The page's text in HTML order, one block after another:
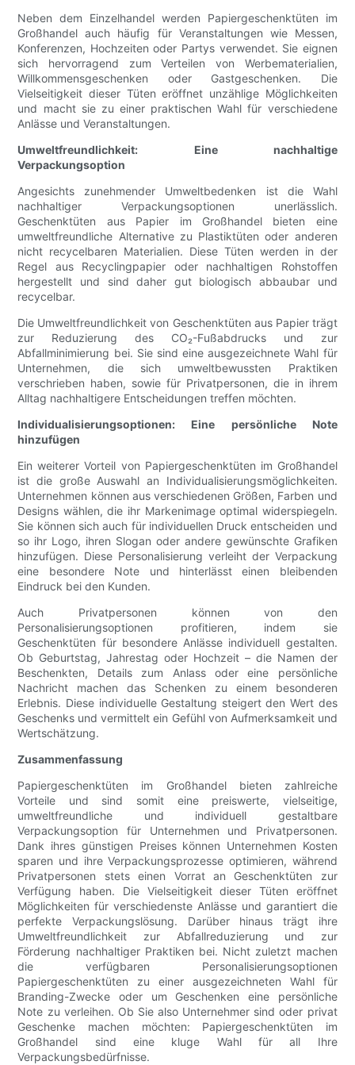
Neben dem Einzelhandel werden Papiergeschenktüten im
Großhandel auch häufig für Veranstaltungen wie Messen,
Konferenzen, Hochzeiten oder Partys verwendet. Sie eignen
sich hervorragend zum Verteilen von Werbematerialien,
Willkommensgeschenken oder Gastgeschenken. Die
Vielseitigkeit dieser Tüten eröffnet unzählige Möglichkeiten
und macht sie zu einer praktischen Wahl für verschiedene
Anlässe und Veranstaltungen.
Umweltfreundlichkeit: Eine nachhaltige
Verpackungsoption
Angesichts zunehmender Umweltbedenken ist die Wahl
nachhaltiger Verpackungsoptionen unerlässlich.
Geschenktüten aus Papier im Großhandel bieten eine
umweltfreundliche Alternative zu Plastiktüten oder anderen
nicht recycelbaren Materialien. Diese Tüten werden in der
Regel aus Recyclingpapier oder nachhaltigen Rohstoffen
hergestellt und sind daher gut biologisch abbaubar und
recycelbar.
Die Umweltfreundlichkeit von Geschenktüten aus Papier trägt
zur Reduzierung des CO₂-Fußabdrucks und zur
Abfallminimierung bei. Sie sind eine ausgezeichnete Wahl für
Unternehmen, die sich umweltbewussten Praktiken
verschrieben haben, sowie für Privatpersonen, die in ihrem
Alltag nachhaltigere Entscheidungen treffen möchten.
Individualisierungsoptionen: Eine persönliche Note
hinzufügen
Ein weiterer Vorteil von Papiergeschenktüten im Großhandel
ist die große Auswahl an Individualisierungsmöglichkeiten.
Unternehmen können aus verschiedenen Größen, Farben und
Designs wählen, die ihr Markenimage optimal widerspiegeln.
Sie können sich auch für individuellen Druck entscheiden und
so ihr Logo, ihren Slogan oder andere gewünschte Grafiken
hinzufügen. Diese Personalisierung verleiht der Verpackung
eine besondere Note und hinterlässt einen bleibenden
Eindruck bei den Kunden.
Auch Privatpersonen können von den
Personalisierungsoptionen profitieren, indem sie
Geschenktüten für besondere Anlässe individuell gestalten.
Ob Geburtstag, Jahrestag oder Hochzeit – die Namen der
Beschenkten, Details zum Anlass oder eine persönliche
Nachricht machen das Schenken zu einem besonderen
Erlebnis. Diese individuelle Gestaltung steigert den Wert des
Geschenks und vermittelt ein Gefühl von Aufmerksamkeit und
Wertschätzung.
Zusammenfassung
Papiergeschenktüten im Großhandel bieten zahlreiche
Vorteile und sind somit eine preiswerte, vielseitige,
umweltfreundliche und individuell gestaltbare
Verpackungsoption für Unternehmen und Privatpersonen.
Dank ihres günstigen Preises können Unternehmen Kosten
sparen und ihre Verpackungsprozesse optimieren, während
Privatpersonen stets einen Vorrat an Geschenktüten zur
Verfügung haben. Die Vielseitigkeit dieser Tüten eröffnet
Möglichkeiten für verschiedenste Anlässe und garantiert die
perfekte Verpackungslösung. Darüber hinaus trägt ihre
Umweltfreundlichkeit zur Abfallreduzierung und zur
Förderung nachhaltiger Praktiken bei. Nicht zuletzt machen
die verfügbaren Personalisierungsoptionen
Papiergeschenktüten zu einer ausgezeichneten Wahl für
Branding-Zwecke oder um Geschenken eine persönliche
Note zu verleihen. Ob Sie also Unternehmer sind oder privat
Geschenke machen möchten: Papiergeschenktüten im
Großhandel sind eine kluge Wahl für all Ihre
Verpackungsbedürfnisse.